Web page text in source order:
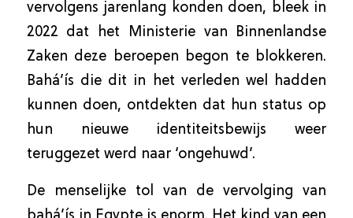
vervolgens jarenlang konden doen, bleek in
2022 dat het Ministerie van Binnenlandse
Zaken deze beroepen begon te blokkeren.
Bahá’ís die dit in het verleden wel hadden
kunnen doen, ontdekten dat hun status op
hun nieuwe identiteitsbewijs weer
teruggezet werd naar ‘ongehuwd’.
De menselijke tol van de vervolging van